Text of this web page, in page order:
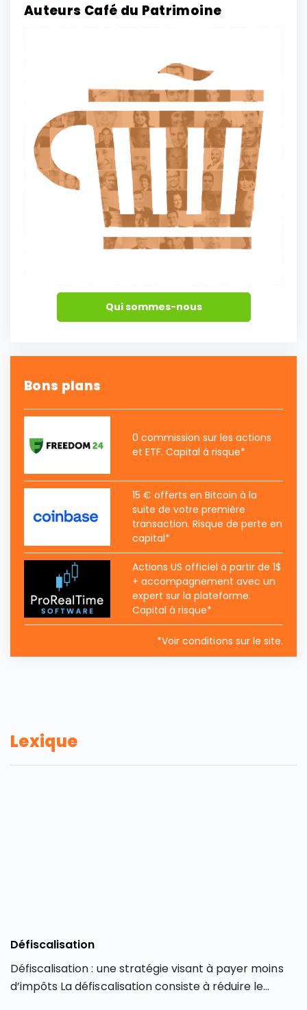
Auteurs Café du Patrimoine
Qui sommes-nous
Bons plans
0 commission sur les actions
et ETF. Capital à risque*
15 € offerts en Bitcoin à la
suite de votre première
transaction. Risque de perte en
capital*
Actions US officiel à partir de 1$
+ accompagnement avec un
expert sur la plateforme.
Capital à risque*
*Voir conditions sur le site.
Lexique
Défiscalisation
Défiscalisation : une stratégie visant à payer moins
d’impôts La défiscalisation consiste à réduire le